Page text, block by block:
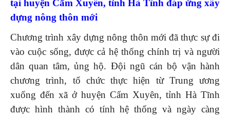
tại huyện Cẩm Xuyên, tỉnh Hà Tĩnh đáp ứng xây
dựng nông thôn mới
Chương trình xây dựng nông thôn mới đã thực sự đi
vào cuộc sống, được cả hệ thống chính trị và người
dân quan tâm, ủng hộ. Đội ngũ cán bộ vận hành
chương trình, tổ chức thực hiện từ Trung ương
xuống đến xã ở huyện Cẩm Xuyên, tỉnh Hà Tĩnh
được hình thành có tính hệ thống và ngày càng